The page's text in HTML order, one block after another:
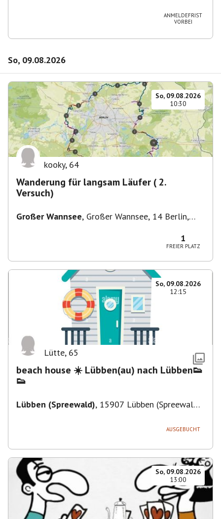
ANMELDEFRIST
VORBEI
So, 09.08.2026
So, 09.08.2026
10:30
kooky, 64
Wanderung für langsam Läufer ( 2.
Versuch)
Großer Wannsee, Großer Wannsee, 14 Berlin,
1
FREIER PLATZ
So, 09.08.2026
12:15
Lütte, 65
beach house ☀️ Lübben(au) nach Lübben👟
👟
Lübben (Spreewald), 15907 Lübben (Spreewald),
AUSGEBUCHT
So, 09.08.2026
13:00